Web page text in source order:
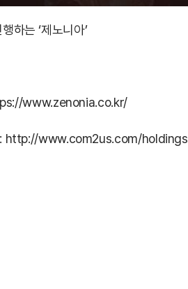
하는 ‘제노니아’
www.zenonia.co.kr/
http://www.com2us.com/holdings